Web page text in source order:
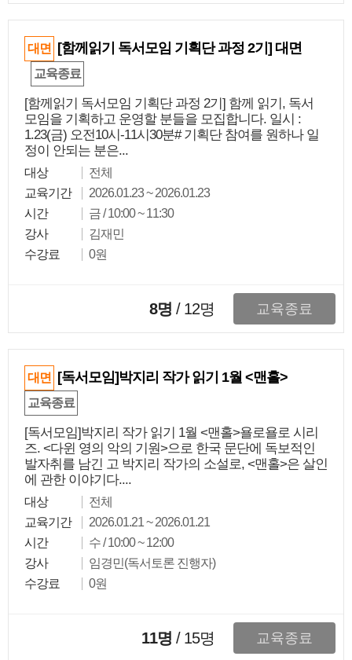
대면 [함께읽기 독서모임 기획단 과정 2기] 대면
교육종료
[함께읽기 독서모임 기획단 과정 2기] 함께 읽기, 독서
모임을 기획하고 운영할 분들을 모집합니다. 일시 :
1.23(금) 오전10시-11시30분# 기획단 참여를 원하나 일
정이 안되는 분은...
대상
전체
교육기간
2026.01.23 ~ 2026.01.23
시간
금 / 10:00 ~ 11:30
강사
김재민
수강료
0원
8명 / 12명 교육종료
대면 [독서모임]박지리 작가 읽기 1월 <맨홀>
교육종료
[독서모임]박지리 작가 읽기 1월 <맨홀>욜로욜로 시리
즈. <다윈 영의 악의 기원>으로 한국 문단에 독보적인
발자취를 남긴 고 박지리 작가의 소설로, <맨홀>은 살인
에 관한 이야기다....
대상
전체
교육기간
2026.01.21 ~ 2026.01.21
시간
수 / 10:00 ~ 12:00
강사
임경민(독서토론 진행자)
수강료
0원
11명 / 15명 교육종료